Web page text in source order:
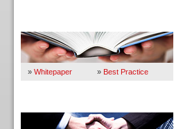
» Whitepaper » Best Practice